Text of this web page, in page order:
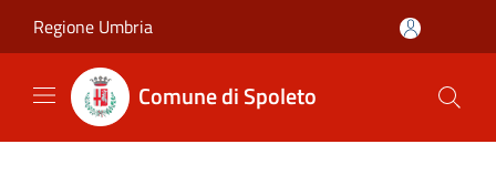
Regione Umbria
Comune di Spoleto